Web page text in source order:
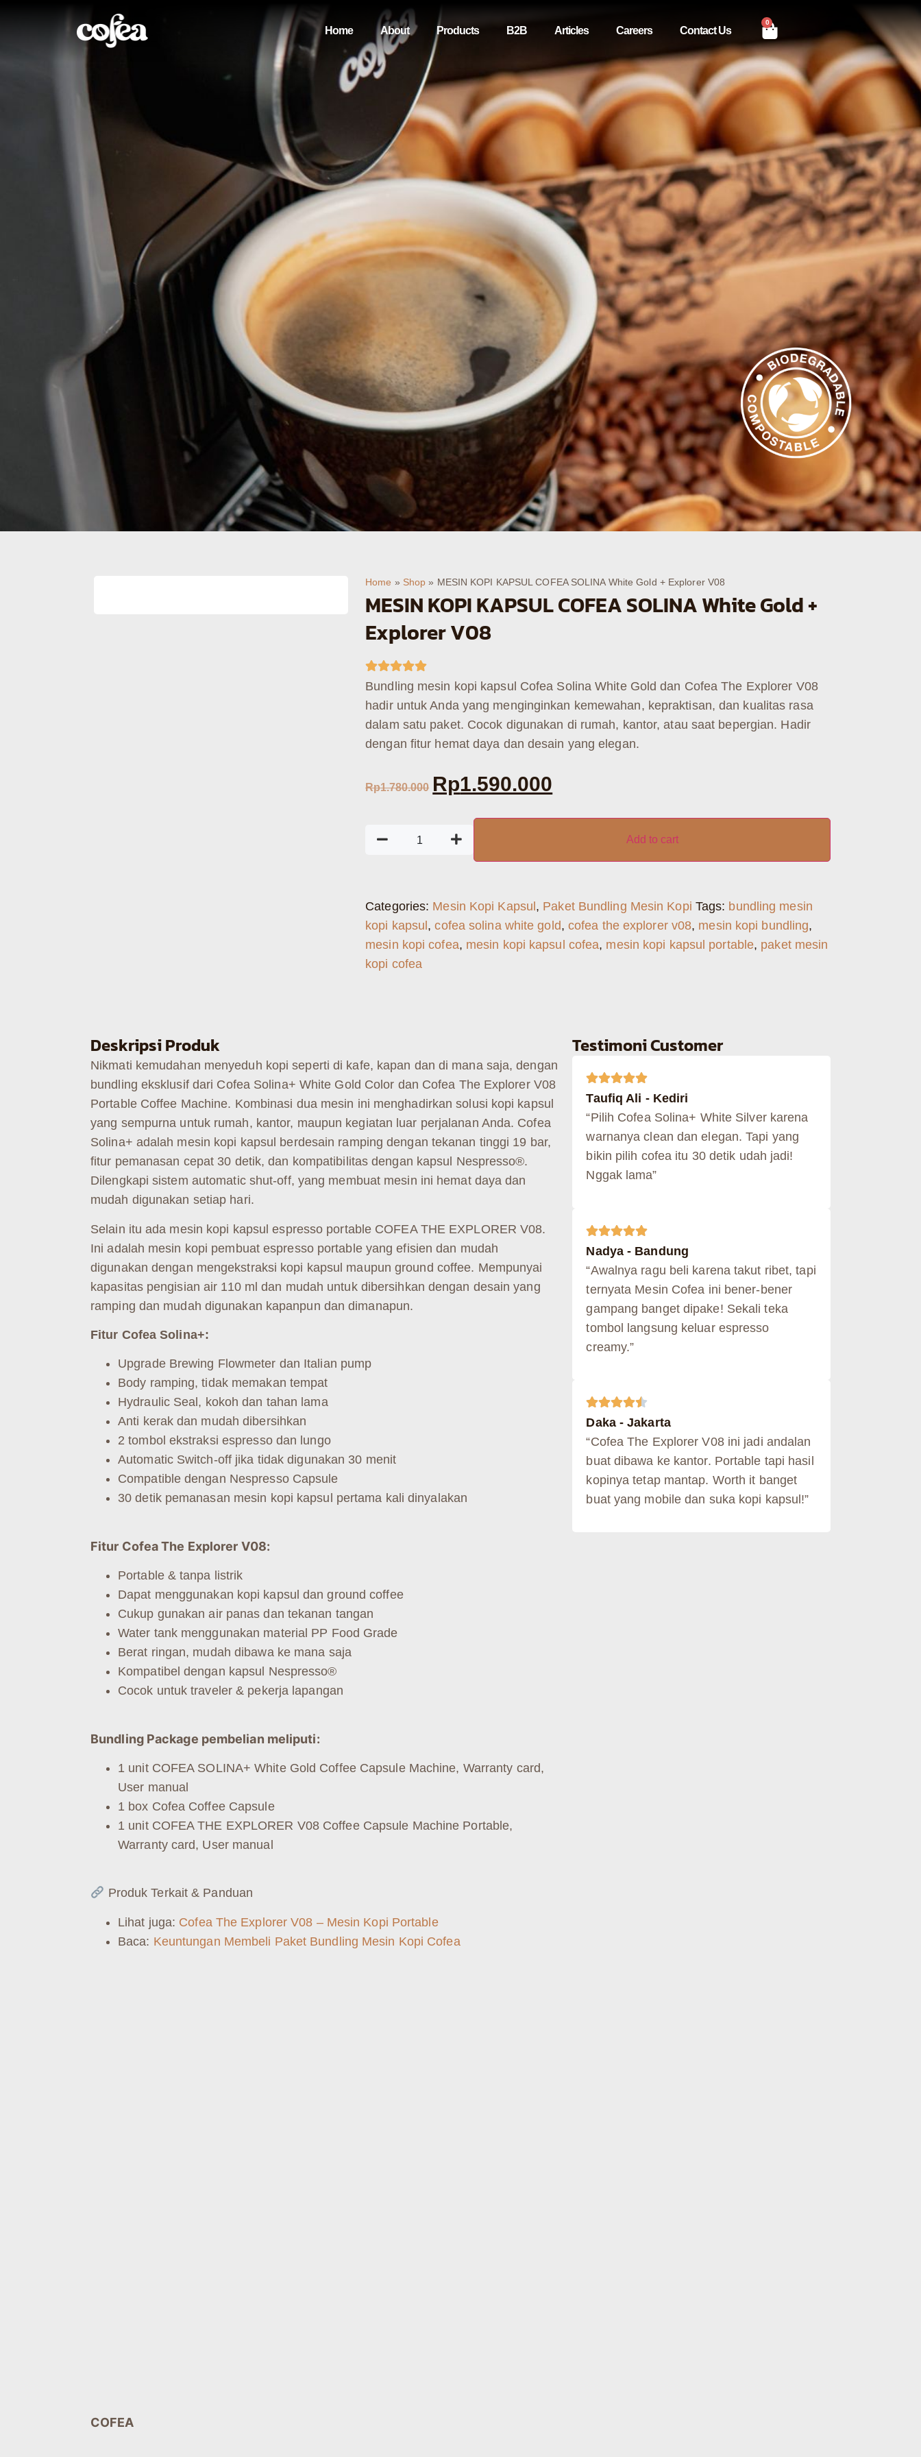
Home About Products B2B Articles Careers Contact Us
0
Home » Shop » MESIN KOPI KAPSUL COFEA SOLINA White Gold + Explorer V08
MESIN KOPI KAPSUL COFEA SOLINA White Gold +
Explorer V08
Bundling mesin kopi kapsul Cofea Solina White Gold dan Cofea The Explorer V08
hadir untuk Anda yang menginginkan kemewahan, kepraktisan, dan kualitas rasa
dalam satu paket. Cocok digunakan di rumah, kantor, atau saat bepergian. Hadir
dengan fitur hemat daya dan desain yang elegan.
Rp1.780.000 Rp1.590.000
Add to cart
Categories: Mesin Kopi Kapsul , Paket Bundling Mesin Kopi Tags: bundling mesin
kopi kapsul ,cofea solina white gold, cofea the explorer v08, mesin kopi bundling,
mesin kopi cofea, mesin kopi kapsul cofea, mesin kopi kapsul portable, paket mesin
kopi cofea
Deskripsi Produk
Nikmati kemudahan menyeduh kopi seperti di kafe, kapan dan di mana saja, dengan
bundling eksklusif dari Cofea Solina+ White Gold Color dan Cofea The Explorer V08
Portable Coffee Machine. Kombinasi dua mesin ini menghadirkan solusi kopi kapsul
yang sempurna untuk rumah, kantor, maupun kegiatan luar perjalanan Anda. Cofea
Solina+ adalah mesin kopi kapsul berdesain ramping dengan tekanan tinggi 19 bar,
fitur pemanasan cepat 30 detik, dan kompatibilitas dengan kapsul Nespresso®.
Dilengkapi sistem automatic shut-off, yang membuat mesin ini hemat daya dan
mudah digunakan setiap hari.
Selain itu ada mesin kopi kapsul espresso portable COFEA THE EXPLORER V08.
Ini adalah mesin kopi pembuat espresso portable yang efisien dan mudah
digunakan dengan mengekstraksi kopi kapsul maupun ground coffee. Mempunyai
kapasitas pengisian air 110 ml dan mudah untuk dibersihkan dengan desain yang
ramping dan mudah digunakan kapanpun dan dimanapun.
Fitur Cofea Solina+:
Upgrade Brewing Flowmeter dan Italian pump
Body ramping, tidak memakan tempat
Hydraulic Seal, kokoh dan tahan lama
Anti kerak dan mudah dibersihkan
2 tombol ekstraksi espresso dan lungo
Automatic Switch-off jika tidak digunakan 30 menit
Compatible dengan Nespresso Capsule
30 detik pemanasan mesin kopi kapsul pertama kali dinyalakan
Fitur Cofea The Explorer V08:
Portable & tanpa listrik
Dapat menggunakan kopi kapsul dan ground coffee
Cukup gunakan air panas dan tekanan tangan
Water tank menggunakan material PP Food Grade
Berat ringan, mudah dibawa ke mana saja
Kompatibel dengan kapsul Nespresso®
Cocok untuk traveler & pekerja lapangan
Bundling Package pembelian meliputi:
1 unit COFEA SOLINA+ White Gold Coffee Capsule Machine, Warranty card,
User manual
1 box Cofea Coffee Capsule
1 unit COFEA THE EXPLORER V08 Coffee Capsule Machine Portable,
Warranty card, User manual
Produk Terkait & Panduan
Lihat juga: Cofea The Explorer V08 – Mesin Kopi Portable
Baca: Keuntungan Membeli Paket Bundling Mesin Kopi Cofea
COFEA
Testimoni Customer
Taufiq Ali - Kediri
“Pilih Cofea Solina+ White Silver karena
warnanya clean dan elegan. Tapi yang
bikin pilih cofea itu 30 detik udah jadi!
Nggak lama”
Nadya - Bandung
“Awalnya ragu beli karena takut ribet, tapi
ternyata Mesin Cofea ini bener-bener
gampang banget dipake! Sekali teka
tombol langsung keluar espresso
creamy.”
Daka - Jakarta
“Cofea The Explorer V08 ini jadi andalan
buat dibawa ke kantor. Portable tapi hasil
kopinya tetap mantap. Worth it banget
buat yang mobile dan suka kopi kapsul!”